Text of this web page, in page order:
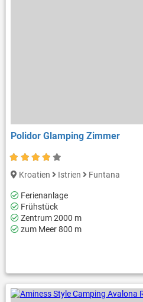
Polidor Glamping Zimmer
Kroatien Istrien Funtana
Ferienanlage
Frühstück
Zentrum 2000 m
zum Meer 800 m